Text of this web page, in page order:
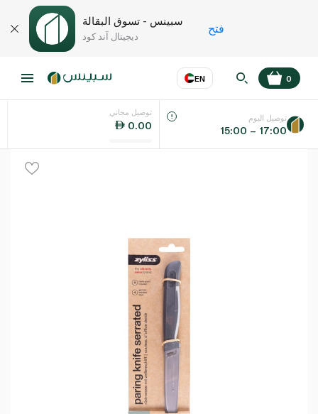
سبينس - تسوق البقالة
ديجيتال آند كود
فتح
EN
اللغة عر
0
توصيل مجاني
0.00
توصيل اليوم
15:00 – 17:00